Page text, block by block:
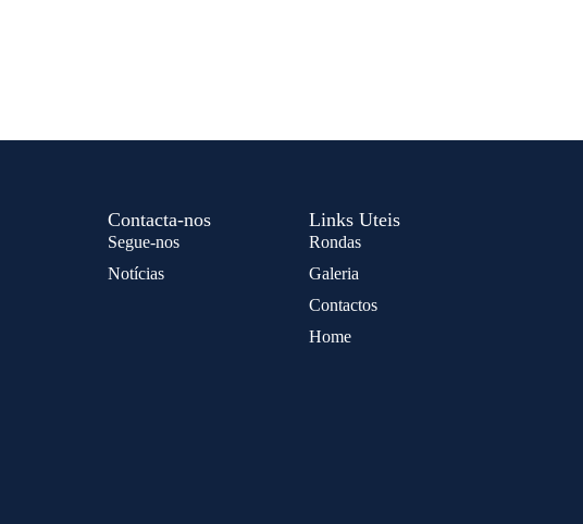
Contacta-nos
Segue-nos
Notícias
Links Uteis
Rondas
Galeria
Contactos
Home